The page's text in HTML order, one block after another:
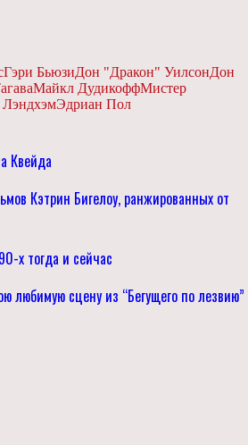
Гэри БьюзиДон "Дракон" УилсонДон
Майкл ДудикоффМистер
Эдриан Пол
Квейда
Кэтрин Бигелоу, ранжированных от
х тогда и сейчас
любимую сцену из “Бегущего по лезвию”